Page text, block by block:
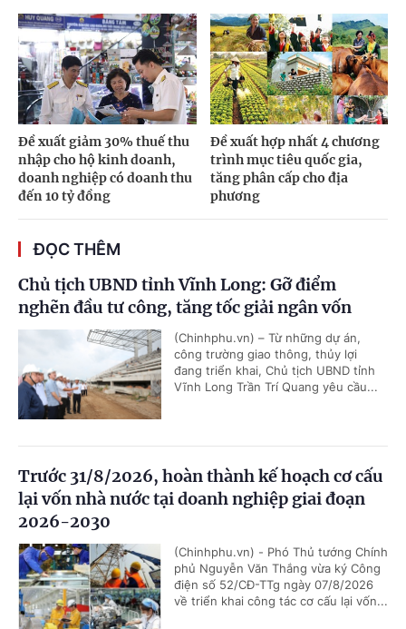
Đề xuất giảm 30% thuế thu
nhập cho hộ kinh doanh,
doanh nghiệp có doanh thu
đến 10 tỷ đồng
Đề xuất hợp nhất 4 chương
trình mục tiêu quốc gia,
tăng phân cấp cho địa
phương
ĐỌC THÊM
Chủ tịch UBND tỉnh Vĩnh Long: Gỡ điểm
nghẽn đầu tư công, tăng tốc giải ngân vốn
(Chinhphu.vn) – Từ những dự án,
công trường giao thông, thủy lợi
đang triển khai, Chủ tịch UBND tỉnh
Vĩnh Long Trần Trí Quang yêu cầu...
Trước 31/8/2026, hoàn thành kế hoạch cơ cấu
lại vốn nhà nước tại doanh nghiệp giai đoạn
2026-2030
(Chinhphu.vn) - Phó Thủ tướng Chính
phủ Nguyễn Văn Thắng vừa ký Công
điện số 52/CĐ-TTg ngày 07/8/2026
về triển khai công tác cơ cấu lại vốn...